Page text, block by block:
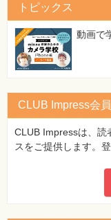
トピックス
動画で
CLUB Impress会
CLUB Impressは、読
スをご提供します。